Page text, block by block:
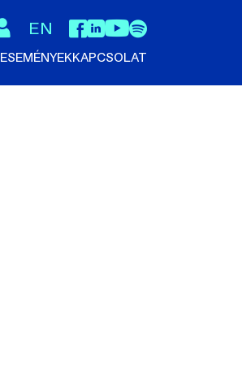
ESEMÉNYEKKAPCSOLAT
EN